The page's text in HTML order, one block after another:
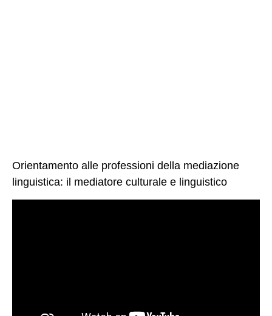
Orientamento alle professioni della mediazione
linguistica: il mediatore culturale e linguistico